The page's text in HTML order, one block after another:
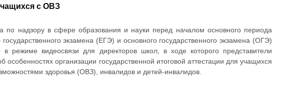
с ОВЗ
по надзору в сфере образования и науки перед началом основного периода
экзамена (ЕГЭ) и основного государственного экзамена (ОГЭ)
режиме видеосвязи для директоров школ, в ходе которого представители
особенностях организации государственной итоговой аттестации для учащихся
здоровья (ОВЗ), инвалидов и детей-инвалидов.